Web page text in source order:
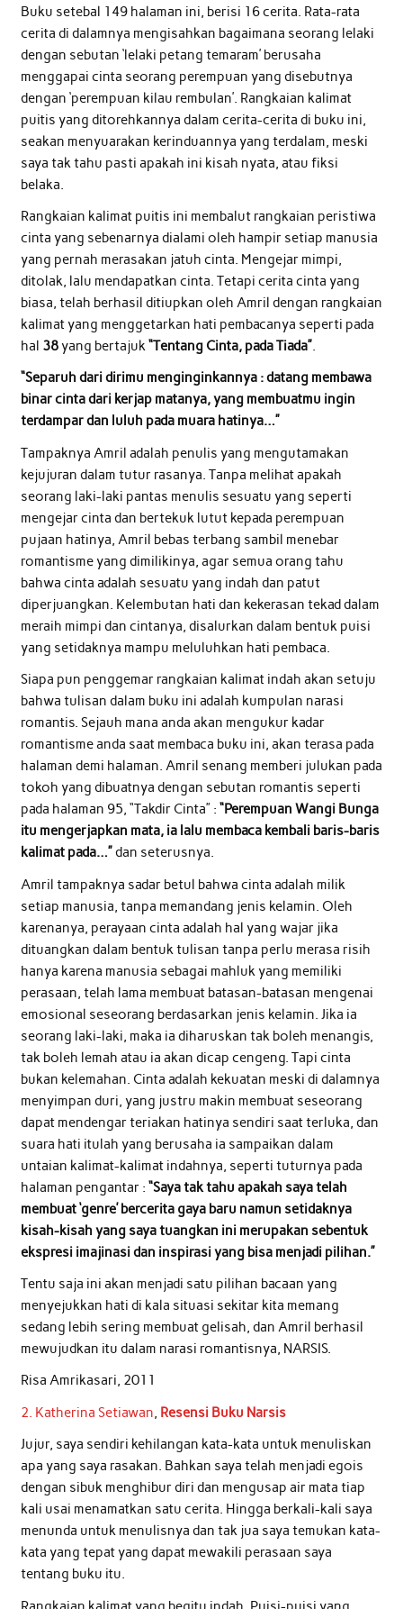
Buku setebal 149 halaman ini, berisi 16 cerita. Rata-rata
cerita di dalamnya mengisahkan bagaimana seorang lelaki
dengan sebutan ‘lelaki petang temaram’ berusaha
menggapai cinta seorang perempuan yang disebutnya
dengan ‘perempuan kilau rembulan’. Rangkaian kalimat
puitis yang ditorehkannya dalam cerita-cerita di buku ini,
seakan menyuarakan kerinduannya yang terdalam, meski
saya tak tahu pasti apakah ini kisah nyata, atau fiksi
belaka.
Rangkaian kalimat puitis ini membalut rangkaian peristiwa
cinta yang sebenarnya dialami oleh hampir setiap manusia
yang pernah merasakan jatuh cinta. Mengejar mimpi,
ditolak, lalu mendapatkan cinta. Tetapi cerita cinta yang
biasa, telah berhasil ditiupkan oleh Amril dengan rangkaian
kalimat yang menggetarkan hati pembacanya seperti pada
hal 38yang bertajuk“Tentang Cinta, pada Tiada”.
“Separuh dari dirimu menginginkannya : datang membawa
binar cinta dari kerjap matanya, yang membuatmu ingin
terdampar dan luluh pada muara hatinya…”
Tampaknya Amril adalah penulis yang mengutamakan
kejujuran dalam tutur rasanya. Tanpa melihat apakah
seorang laki-laki pantas menulis sesuatu yang seperti
mengejar cinta dan bertekuk lutut kepada perempuan
pujaan hatinya, Amril bebas terbang sambil menebar
romantisme yang dimilikinya, agar semua orang tahu
bahwa cinta adalah sesuatu yang indah dan patut
diperjuangkan. Kelembutan hati dan kekerasan tekad dalam
meraih mimpi dan cintanya, disalurkan dalam bentuk puisi
yang setidaknya mampu meluluhkan hati pembaca.
Siapa pun penggemar rangkaian kalimat indah akan setuju
bahwa tulisan dalam buku ini adalah kumpulan narasi
romantis. Sejauh mana anda akan mengukur kadar
romantisme anda saat membaca buku ini, akan terasa pada
halaman demi halaman. Amril senang memberi julukan pada
tokoh yang dibuatnya dengan sebutan romantis seperti
pada halaman 95, “Takdir Cinta” : “Perempuan Wangi Bunga
itu mengerjapkan mata, ia lalu membaca kembali baris-baris
kalimat pada…”dan seterusnya.
Amril tampaknya sadar betul bahwa cinta adalah milik
setiap manusia, tanpa memandang jenis kelamin. Oleh
karenanya, perayaan cinta adalah hal yang wajar jika
dituangkan dalam bentuk tulisan tanpa perlu merasa risih
hanya karena manusia sebagai mahluk yang memiliki
perasaan, telah lama membuat batasan-batasan mengenai
emosional seseorang berdasarkan jenis kelamin. Jika ia
seorang laki-laki, maka ia diharuskan tak boleh menangis,
tak boleh lemah atau ia akan dicap cengeng. Tapi cinta
bukan kelemahan. Cinta adalah kekuatan meski di dalamnya
menyimpan duri, yang justru makin membuat seseorang
dapat mendengar teriakan hatinya sendiri saat terluka, dan
suara hati itulah yang berusaha ia sampaikan dalam
untaian kalimat-kalimat indahnya, seperti tuturnya pada
halaman pengantar : “Saya tak tahu apakah saya telah
membuat ‘genre’ bercerita gaya baru namun setidaknya
kisah-kisah yang saya tuangkan ini merupakan sebentuk
ekspresi imajinasi dan inspirasi yang bisa menjadi pilihan.”
Tentu saja ini akan menjadi satu pilihan bacaan yang
menyejukkan hati di kala situasi sekitar kita memang
sedang lebih sering membuat gelisah, dan Amril berhasil
mewujudkan itu dalam narasi romantisnya, NARSIS.
Risa Amrikasari, 2011
2. Katherina Setiawan, Resensi Buku Narsis
Jujur, saya sendiri kehilangan kata-kata untuk menuliskan
apa yang saya rasakan. Bahkan saya telah menjadi egois
dengan sibuk menghibur diri dan mengusap air mata tiap
kali usai menamatkan satu cerita. Hingga berkali-kali saya
menunda untuk menulisnya dan tak jua saya temukan kata-
kata yang tepat yang dapat mewakili perasaan saya
tentang buku itu.